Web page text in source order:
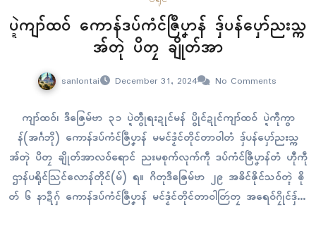
ပ္ဍဲကျာ်ထဝ် ကောန်ဒပ်ကံၚ်ဇြဳပၞာန် ဒှ်ပန်ပှော်ညးသ္က
အ်တုဲ ပိတၠ ချိုတ်အာ
sanlontai December 31, 2024 No Comments
ကျာ်ထဝ်၊ ဒဳဇြေမ်ဗာ ၃၁ ပ္ဍဲတွဵုရးဍုၚ်မန် ပွိုၚ်ဍုၚ်ကျာ်ထဝ် ပ္ဍဲကဵုကွာ
န်(အၚ်္ဂဘို) ကောန်ဒပ်ကံၚ်ဇြဳပၞာန် မမၚ်ဒၟံၚ်တိုၚ်တာဝါတံ ဒှ်ပန်ပှော်ညးသ္က
အ်တုဲ ပိတၠ ချိုတ်အာလဝ်ရောၚ် ညးမစုက်လုက်ကဵု ဒပ်ကံၚ်ဇြဳပၞာန်တံ ဟီုကဵု
ဌာန်ပရိုၚ်သြၚ်လောန်တိုၚ်(မ်) ရ။ ဂိတုဒဳဇြေမ်ဗာ ၂၉ အခိၚ်ဇိုၚ်သဝ်တ္ၚဲ ၜို
တ် ၆ နာဍဳဂှ် ကောန်ဒပ်ကံၚ်ဇြဳပၞာန် မၚ်ဒၟံၚ်တိုၚ်တာဝါတြဴတၠ အရေဝ်ဂၠိုၚ်ဒှ်သၞ